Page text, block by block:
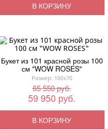
В КОРЗИНУ
Букет из 101 красной розы 100
см "WOW ROSES"
Размер: 100x70
65 550 руб.
59 950 руб.
В КОРЗИНУ